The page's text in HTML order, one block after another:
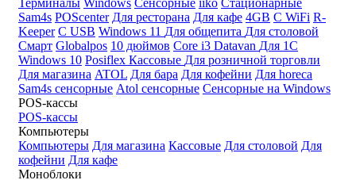
Терминалы Windows Сенсорные iiko Стационарные
Sam4s POScenter Для ресторана Для кафе 4GB С WiFi R-
Keeper С USB Windows 11 Для общепита Для столовой
Смарт Globalpos 10 дюймов Core i3 Datavan Для 1С
Windows 10 Posiflex Кассовые Для розничной торговли
Для магазина ATOL Для бара Для кофейни Для horeca
Sam4s сенсорные Atol сенсорные Сенсорные на Windows
POS-кассы
POS-кассы
Компьютеры
Компьютеры Для магазина Кассовые Для столовой Для
кофейни Для кафе
Моноблоки